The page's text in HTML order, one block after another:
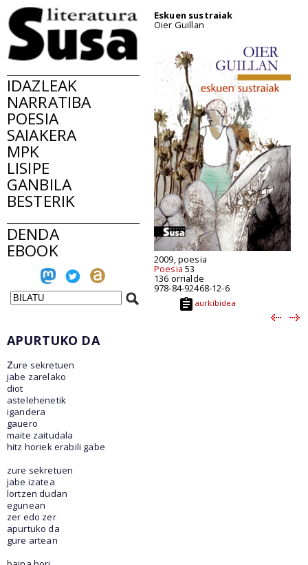
IDAZLEAK
NARRATIBA
POESIA
SAIAKERA
MPK
LISIPE
GANBILA
BESTERIK
DENDA
EBOOK
Eskuen sustraiak
Oier Guillan
2009, poesia
Poesia 53
136 orrialde
978-84-92468-12-6
aurkibidea
APURTUKO DA
zure sekretuen
jabe zarelako
diot
astelehenetik
igandera
gauero
maite zaitudala
hitz horiek erabili gabe
zure sekretuen
jabe izatea
lortzen dudan
egunean
zer edo zer
apurtuko da
gure artean